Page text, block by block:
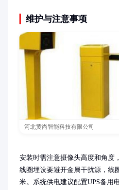
维护与注意事项
河北黄尚智能科技有限公司
安装时需注意摄像头高度和角度
线圈埋设要避开金属干扰源，线
米。系统供电建议配置UPS备用